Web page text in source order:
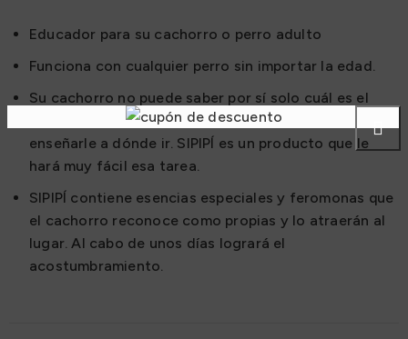
Educador para su cachorro o perro adulto
Funciona con cualquier perro sin importar la edad.
Su cachorro no puede saber por sí solo cuál es el
lugar para hacer sus necesidades, es su trabajo
enseñarle a dónde ir. SIPIPÍ es un producto que le
hará muy fácil esa tarea.
SIPIPÍ contiene esencias especiales y feromonas que
el cachorro reconoce como propias y lo atraerán al
lugar. Al cabo de unos días logrará el
acostumbramiento.